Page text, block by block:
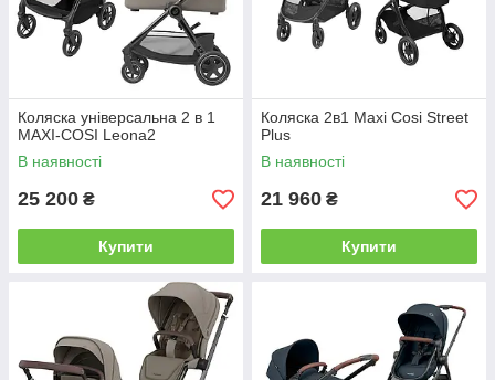
Коляска універсальна 2 в 1
MAXI-COSI Leona2
В наявності
25 200 ₴
Купити
Коляска 2в1 Maxi Cosi Street
Plus
В наявності
21 960 ₴
Купити